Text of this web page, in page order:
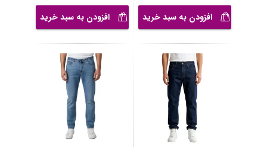
افزودن به سبد خرید
افزودن به سبد خرید